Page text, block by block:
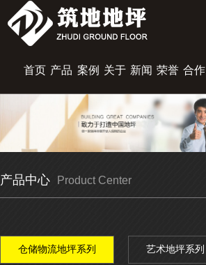
首页 产品
展示
案例
中心
关于
筑地
新闻
资讯
荣誉 合作
伙伴
产品中心 Product Center
仓储物流地坪系列 艺术地坪系列